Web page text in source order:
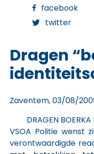
facebook
twitter
Dragen
Zaventem, 03/08/
DRAGEN
VSOA Politie wenst
verontwaardigde